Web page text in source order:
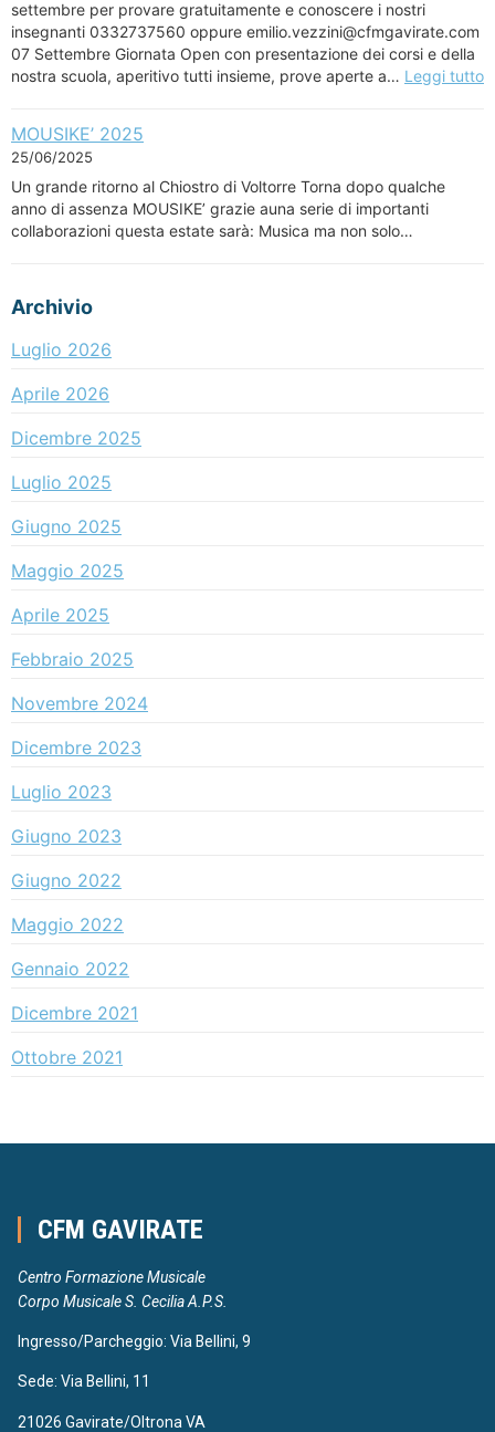
settembre per provare gratuitamente e conoscere i nostri
insegnanti 0332737560 oppure emilio.vezzini@cfmgavirate.com
07 Settembre Giornata Open con presentazione dei corsi e della
nostra scuola, aperitivo tutti insieme, prove aperte a… Leggi tutto
MOUSIKE’ 2025
25/06/2025
Un grande ritorno al Chiostro di Voltorre Torna dopo qualche
anno di assenza MOUSIKE’ grazie auna serie di importanti
collaborazioni questa estate sarà: Musica ma non solo…
Archivio
Luglio 2026
Aprile 2026
Dicembre 2025
Luglio 2025
Giugno 2025
Maggio 2025
Aprile 2025
Febbraio 2025
Novembre 2024
Dicembre 2023
Luglio 2023
Giugno 2023
Giugno 2022
Maggio 2022
Gennaio 2022
Dicembre 2021
Ottobre 2021
CFM GAVIRATE
Centro Formazione Musicale
Corpo Musicale S. Cecilia A.P.S.
Ingresso/Parcheggio: Via Bellini, 9
Sede: Via Bellini, 11
21026 Gavirate/Oltrona VA